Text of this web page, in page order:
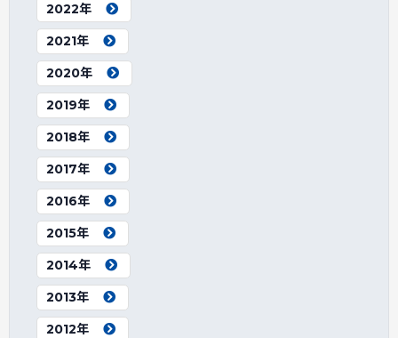
2022年
2021年
2020年
2019年
2018年
2017年
2016年
2015年
2014年
2013年
2012年